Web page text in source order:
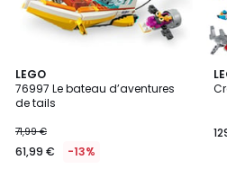
LEGO
76997 Le bateau d’aventures
de tails
71,99 €
61,99 € -13%
/